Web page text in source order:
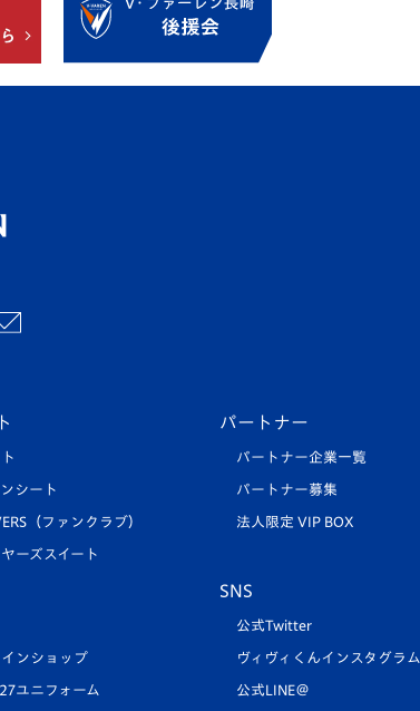
シート
（ファンクラブ）
ーズスイート
ンショップ
ユニフォーム
パートナー
パートナー企業一覧
パートナー募集
法人限定 VIP BOX
SNS
公式Twitter
ヴィヴィくんインスタグラム
公式LINE＠